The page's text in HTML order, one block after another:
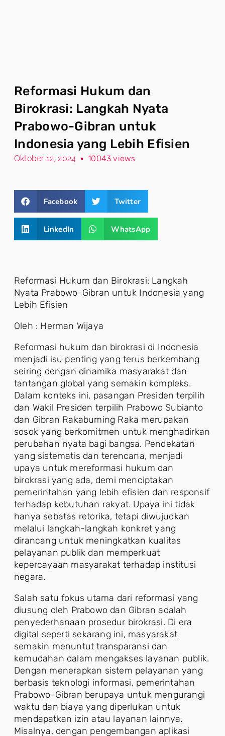
Reformasi Hukum dan
Birokrasi: Langkah Nyata
Prabowo-Gibran untuk
Indonesia yang Lebih Efisien
Oktober 12, 2024 10043 views
Facebook Twitter
LinkedIn WhatsApp
Reformasi Hukum dan Birokrasi: Langkah
Nyata Prabowo-Gibran untuk Indonesia yang
Lebih Efisien
Oleh : Herman Wijaya
Reformasi hukum dan birokrasi di Indonesia
menjadi isu penting yang terus berkembang
seiring dengan dinamika masyarakat dan
tantangan global yang semakin kompleks.
Dalam konteks ini, pasangan Presiden terpilih
dan Wakil Presiden terpilih Prabowo Subianto
dan Gibran Rakabuming Raka merupakan
sosok yang berkomitmen untuk menghadirkan
perubahan nyata bagi bangsa. Pendekatan
yang sistematis dan terencana, menjadi
upaya untuk mereformasi hukum dan
birokrasi yang ada, demi menciptakan
pemerintahan yang lebih efisien dan responsif
terhadap kebutuhan rakyat. Upaya ini tidak
hanya sebatas retorika, tetapi diwujudkan
melalui langkah-langkah konkret yang
dirancang untuk meningkatkan kualitas
pelayanan publik dan memperkuat
kepercayaan masyarakat terhadap institusi
negara.
Salah satu fokus utama dari reformasi yang
diusung oleh Prabowo dan Gibran adalah
penyederhanaan prosedur birokrasi. Di era
digital seperti sekarang ini, masyarakat
semakin menuntut transparansi dan
kemudahan dalam mengakses layanan publik.
Dengan menerapkan sistem pelayanan yang
berbasis teknologi informasi, pemerintahan
Prabowo-Gibran berupaya untuk mengurangi
waktu dan biaya yang diperlukan untuk
mendapatkan izin atau layanan lainnya.
Misalnya, dengan pengembangan aplikasi